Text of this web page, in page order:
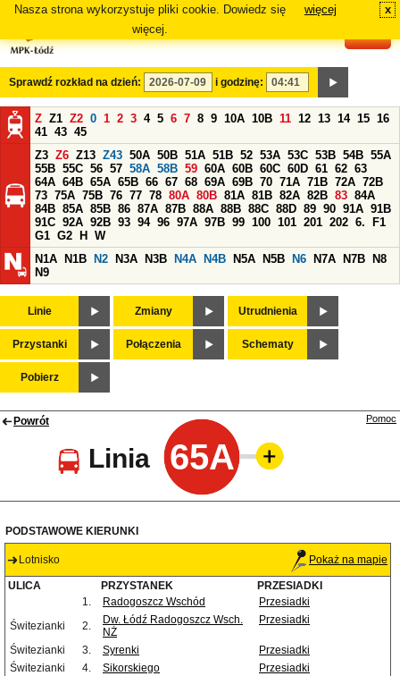
Nasza strona wykorzystuje pliki cookie. Dowiedz się
więcej.
więcej x
Sprawdź rozkład na dzień: i godzinę:
Z Z1 Z2 0 1 2 3 4 5 6 7 8 9 10A 10B 11 12 13 14 15 16
41 43 45
Z3 Z6 Z13 Z43 50A 50B 51A 51B 52 53A 53C 53B 54B 55A
55B 55C 56 57 58A 58B 59 60A 60B 60C 60D 61 62 63
64A 64B 65A 65B 66 67 68 69A 69B 70 71A 71B 72A 72B
73 75A 75B 76 77 78 80A 80B 81A 81B 82A 82B 83 84A
84B 85A 85B 86 87A 87B 88A 88B 88C 88D 89 90 91A 91B
91C 92A 92B 93 94 96 97A 97B 99 100 101 201 202 6.
F1
G1 G2 H
W
N1A
N1B N2 N3A N3B N4A N4B N5A N5B N6 N7A N7B
N8
N9
Linie Zmiany Utrudnienia
Przystanki Połączenia Schematy
Pobierz
Powrót
Linia 65A
Pomoc
PODSTAWOWE KIERUNKI
Lotnisko Pokaż na mapie
ULICA PRZYSTANEK
PRZESIADKI
1.
Radogoszcz Wschód
Przesiadki
Świtezianki
2.
Dw. Łódź Radogoszcz Wsch.
NŻ
Przesiadki
Świtezianki 3. Syrenki
Przesiadki
Świtezianki
4. Sikorskiego
Przesiadki